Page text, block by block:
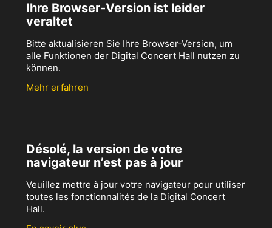
Ihre Browser-Version ist leider
veraltet
Bitte aktualisieren Sie Ihre Browser-Version, um
alle Funktionen der Digital Concert Hall nutzen zu
können.
Mehr erfahren
Désolé, la version de votre
navigateur n’est pas à jour
Veuillez mettre à jour votre navigateur pour utiliser
toutes les fonctionnalités de la Digital Concert
Hall.